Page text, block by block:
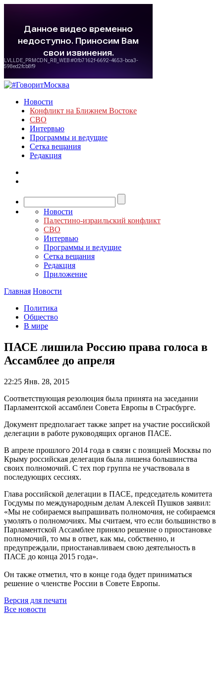
Новости
Конфликт на Ближнем Востоке
СВО
Интервью
Программы и ведущие
Сетка вещания
Редакция
Новости
Палестино-израильский конфликт
СВО
Интервью
Программы и ведущие
Сетка вещания
Редакция
Приложение
Главная Новости
Политика
Общество
В мире
ПАСЕ лишила Россию права голоса в
Ассамблее до апреля
22:25 Янв. 28, 2015
Соответствующая резолюция была принята на заседании
Парламентской ассамблеи Совета Европы в Страсбурге.
Документ предполагает также запрет на участие российской
делегации в работе руководящих органов ПАСЕ.
В апреле прошлого 2014 года в связи с позицией Москвы по
Крыму российская делегация была лишена большинства
своих полномочий. С тех пор группа не участвовала в
последующих сессиях.
Глава российской делегации в ПАСЕ, председатель комитета
Госдумы по международным делам Алексей Пушков заявил:
«Мы не собираемся выпрашивать полномочия, не собираемся
умолять о полномочиях. Мы считаем, что если большинство в
Парламентской Ассамблее приняло решение о приостановке
полномочий, то мы в ответ, как мы, собственно, и
предупреждали, приостанавливаем свою деятельность в
ПАСЕ до конца 2015 года».
Он также отметил, что в конце года будет приниматься
решение о членстве России в Совете Европы.
Версия для печати
Все новости